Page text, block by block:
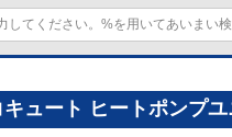
ュート ヒートポンプ